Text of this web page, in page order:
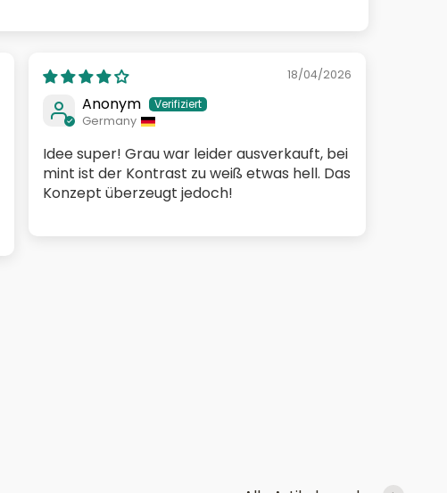
18/04/2026
Anonym
Germany
Idee super! Grau war leider ausverkauft, bei
mint ist der Kontrast zu weiß etwas hell. Das
Konzept überzeugt jedoch!